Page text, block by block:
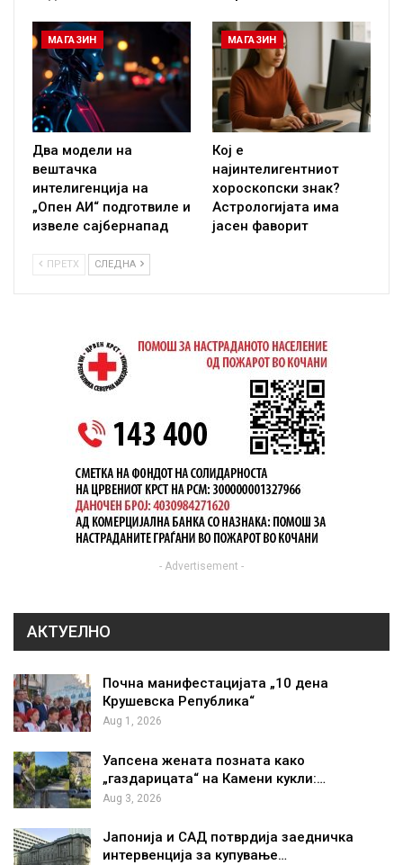
МАГАЗИН
Два модели на
вештачка
интелигенција на
„Опен АИ“ подготвиле и
извеле сајбернапад
МАГАЗИН
Кој е
најинтелигентниот
хороскопски знак?
Астрологијата има
јасен фаворит
ПРЕТХ СЛЕДНА
- Advertisement -
АКТУЕЛНО
Почна манифестацијата „10 дена
Крушевска Република“
Aug 1, 2026
Уапсена жената позната како
„газдарицата“ на Камени кукли:…
Aug 3, 2026
Јапонија и САД потврдија заедничка
интервенција за купување…